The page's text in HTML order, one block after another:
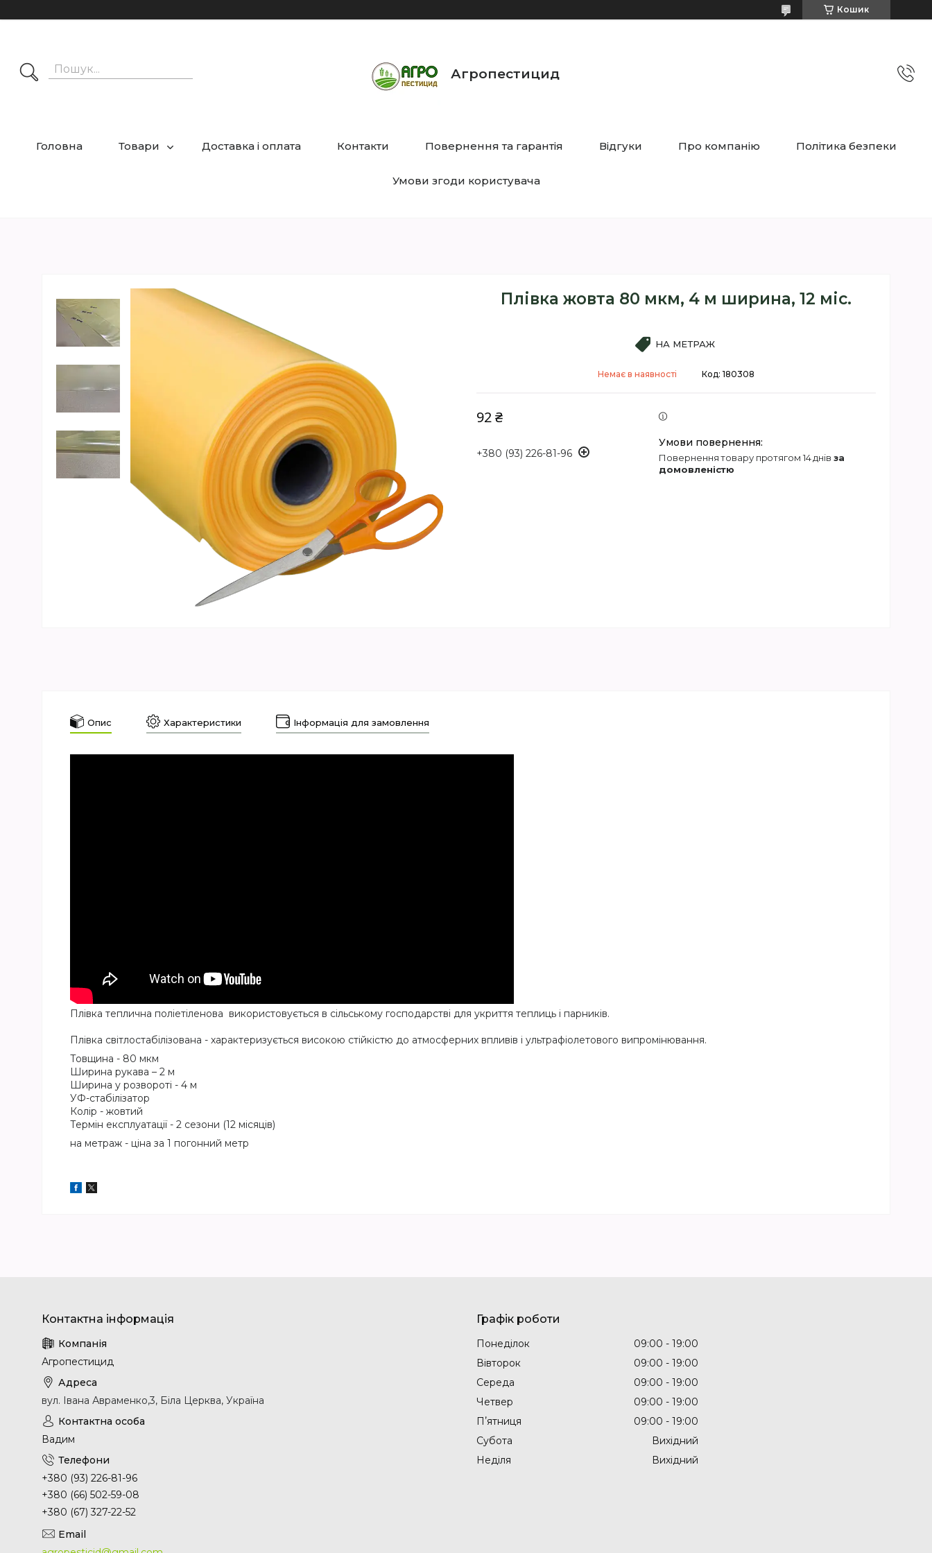
Кошик
Агропестицид
Головна Товари Доставка і оплата Контакти Повернення та гарантія Відгуки Про компанію Політика безпеки
Умови згоди користувача
Плівка жовта 80 мкм, 4 м ширина, 12 міс.
НА МЕТРАЖ
Немає в наявності Код: 180308
92 ₴
+380 (93) 226-81-96 повернення товару протягом 14 днів за
домовленістю
Опис Характеристики Інформація для замовлення
Плівка теплична поліетіленова використовується в сільському господарстві для укриття теплиць і парників.
Плівка світлостабілізована - характеризується високою стійкістю до атмосферних впливів і ультрафіолетового випромінювання.
Товщина - 80 мкм
Ширина рукава – 2 м
Ширина у розвороті - 4 м
УФ-стабілізатор
Колір - жовтий
Термін експлуатації - 2 сезони (12 місяців)
на метраж - ціна за 1 погонний метр
Агропестицид
вул. Івана Авраменко,3, Біла Церква, Україна
Вадим
+380 (93) 226-81-96
+380 (66) 502-59-08
+380 (67) 327-22-52
Графік роботи
Понеділок 09:00
19:00
Вівторок
09:00
19:00
Середа
09:00
19:00
Четвер
09:00
19:00
Пʼятниця
09:00
19:00
Субота
Вихідний
Неділя
Вихідний